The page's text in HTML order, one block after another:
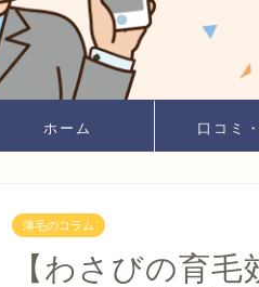
ホーム 口コミ
薄毛のコラム
【わさびの育